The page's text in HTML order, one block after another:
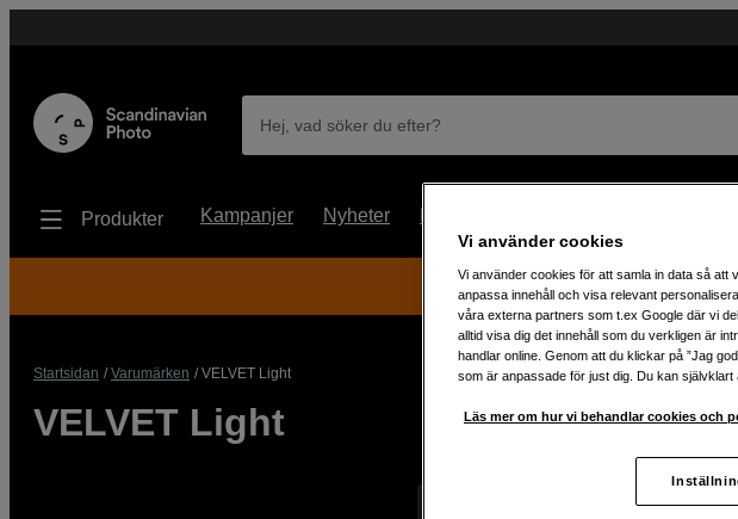
Hej, vad söker du efter?
Produkter Kampanjer Nyheter
Startsidan Varumärken VELVET Light
VELVET Light
30% på teenage
Vi använder cookies
Vi använder cookies för att samla in data så att
anpassa innehåll och visa relevant
våra externa partners som t.ex Google där vi
alltid visa dig det innehåll som du verkligen är
handlar online. Genom att du klickar på ”Jag
som är anpassade för just dig. Du kan självklart
Läs mer om hur vi behandlar cookies och